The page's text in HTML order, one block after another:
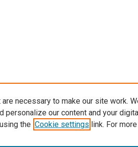
necessary to make our site work.
personalize our content and your
the Cookie settings link. For